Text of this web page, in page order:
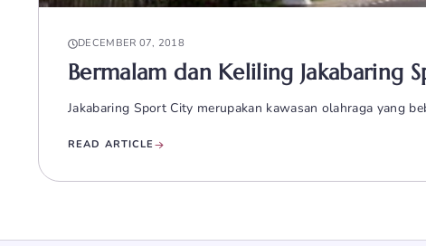
DECEMBER 07, 2018
Bermalam dan Keliling Jakabaring
Jakabaring Sport City merupakan kawasan olahraga yang
READ ARTICLE